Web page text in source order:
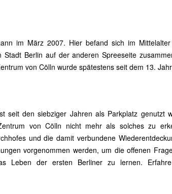
im März 2007. Hier befand sich im
Berlin auf der anderen Spreeseite
von Cölln wurde spätestens seit dem 13.
seit den siebziger Jahren als Parkplatz genutzt
von Cölln nicht mehr als solches zu
und die damit verbundene
vorgenommen werden, um die offenen
Leben der ersten Berliner zu lernen.